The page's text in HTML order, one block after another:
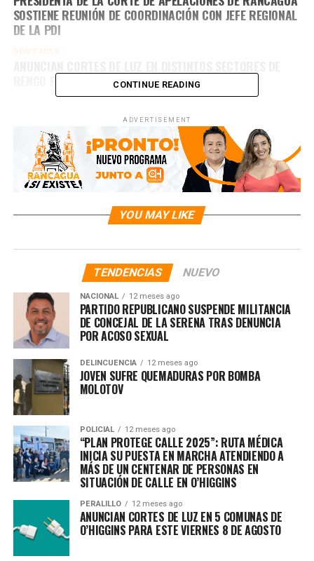
SOSTIENE REUNIÓN DE COORDINACIÓN CON JEFE REGIONAL
DE LA PDI
DON'T MISS
RENGO PARA ESTE VIERNES 5 DE JUNIO
CONTINUE READING
ADVERTISEMENT
YOU MAY LIKE
TENDENCIAS NUEVO
NACIONAL 12 meses ago
PARTIDO REPUBLICANO SUSPENDE MILITANCIA
DE CONCEJAL DE LA SERENA TRAS DENUNCIA
POR ACOSO SEXUAL
DELINCUENCIA 12 meses ago
JOVEN SUFRE QUEMADURAS POR BOMBA
MOLOTOV
POLICIAL 12 meses ago
“PLAN PROTEGE CALLE 2025”: RUTA MÉDICA
INICIA SU PUESTA EN MARCHA ATENDIENDO A
MÁS DE UN CENTENAR DE PERSONAS EN
SITUACIÓN DE CALLE EN O’HIGGINS
PERALILLO 12 meses ago
ANUNCIAN CORTES DE LUZ EN 5 COMUNAS DE
O’HIGGINS PARA ESTE VIERNES 8 DE AGOSTO